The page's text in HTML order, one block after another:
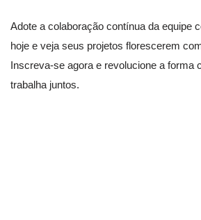
Adote a colaboração contínua da equipe
hoje e veja seus projetos florescerem
Inscreva-se agora e revolucione a forma
trabalha juntos.